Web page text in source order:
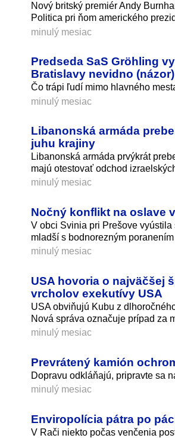
Nový britský premiér Andy
Politica pri ňom amerického
minulý mesiac
Predseda SaS Gröhling
Bratislavy nevidno (názor)
Čo trápi ľudí mimo hlavného
minulý mesiac
Libanonská armáda
juhu krajiny
Libanonská armáda prvýkrát
majú otestovať odchod
minulý mesiac
Nočný konflikt na oslave
V obci Svinia pri Prešove
mladší s bodnorezným
minulý mesiac
USA hovoria o najväčšej
vrcholov exekutívy USA
USA obviňujú Kubu z
Nová správa označuje prípad za
minulý mesiac
Prevrátený kamión
Dopravu odkláňajú, pripravte sa
minulý mesiac
Enviropolícia pátra po
V Rači niekto počas venčenia